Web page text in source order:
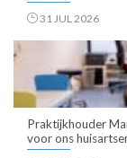
31 JUL 2026
Praktijkhouder
voor ons